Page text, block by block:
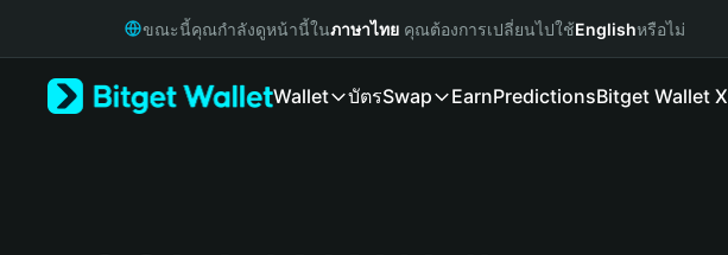
Русский
ขณะนี้คุณกำลังดูหน้านี้ในภาษาไทย คุณต้องการเปลี่ยนไปใช้Englishหรือไม่
Wallet บัตรSwap EarnPredictionsBitget Wallet X